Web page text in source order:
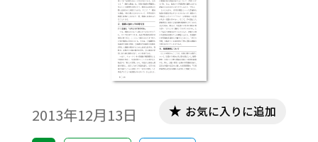
2013年12月13日 お気に入りに追加